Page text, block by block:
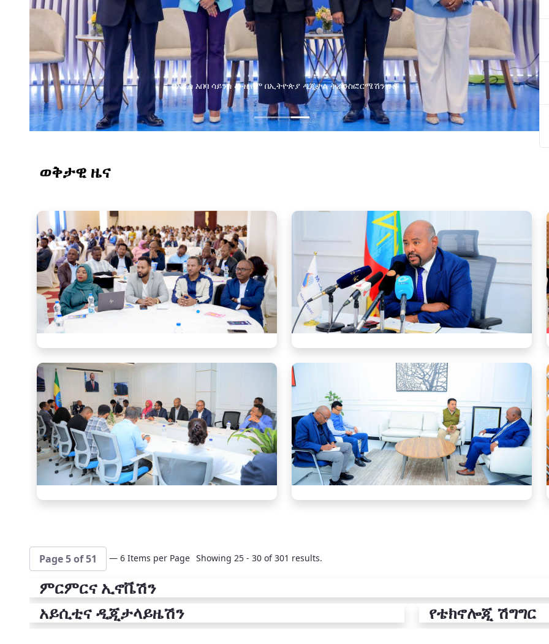
የልማት አጋሮች በአባልነት የየያዘ የኢኖቬሽን፣የዲጅታል ኢኮኖሚ እና
የኢንፎርሜሽን ቴክኖሎጂ የጋራ ግብረሃይል ተቋቋመ
ወቅታዊ ዜና
Page 5 of 51 — 6 Items per Page Showing 25 - 30 of 301 results.
ምርምርና ኢኖቬሽን
አይሲቲና ዲጂታላይዜሽን
የቴክኖሎጂ ሽግግር